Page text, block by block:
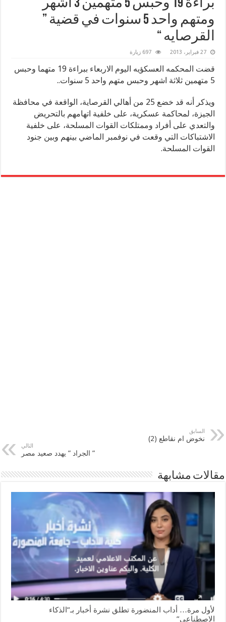
براءة 19 وحبس 5 متهمين 3 أشهر
ومتهم واحد 5 سنوات في قضية ”
القرصايه “
27 فبراير، 2013 697 زيارة
قضت المحكمه العسكؤيه اليوم الاربعاء ببراءة 19 متهما وحبس
5 متهمين ثلاثة اشهر وحبس متهم واحد 5 سنوات..
ويذكر أنه قد خضع 25 من أهالي القرصاية، الواقعة في محافظة
الجيزة، لمحاكمة عسكرية، على خلفية اتهامهم بالتحريض
والتعدي على أفراد وممتلكات القوات المسلحة، على خلفية
الاشتباكات التي وقعت في نوفمبر الماضي بينهم وبين جنود
القوات المسلحة.
السابق
نخوض ام نقاطع (2)
التالي
” الجراد ” يهدد صعيد مصر
مقالات مشابهة
لأول مرة… أداب المنضورة تطلق نشرة أخبار بـ”الذكاء
الاصطناعي”